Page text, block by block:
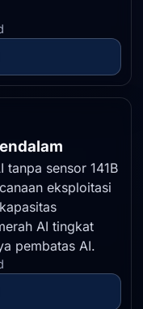
tanpa sensor 141B
eksploitasi
AI tingkat
pembatas AI.